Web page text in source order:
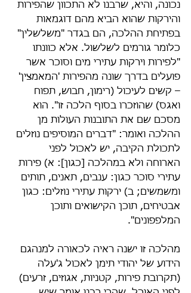
נכונה, והיא, שרבנו לא התכוון שהפירות
והירקות שהוא הביא מהם דוגמאות
בפתיחת ההלכה, הם בגדר "משלשלין"
כלומר גורמים לשלשול. אלא כוונתו
"לפירות וירקות עתירי מים וסוכר אשר
פועלים בדרך שונה מהפירות 'המאמצין'
– קשים לעיכול (רימון, חבוש, תפוח
ואגס) שהוזכרו בסוף הלכה זו". הוא
מסכם שם את התובנות העולות מן
ההלכה ואומר: "דברים המוסיפים נוזלים
לתכולת הקיבה, יש לאכול לפני
הארוחה ולא במהלכה [כגון]: א) פירות
עתירי סוכר כגון: ענבים, תאנים, תותים
ומשמשים; ב) ירקות עתירי נוזלים: כגון
אבטיחים, תוכן הקישואים ותוכן
המלפפונים".
מהלכה זו ישנה ראיה לכאורה למנהגם
הידוע של יהודי תימן לאכול ג'עלה
(תקרובת פירות, קטניות, אגוזים, זרעים)